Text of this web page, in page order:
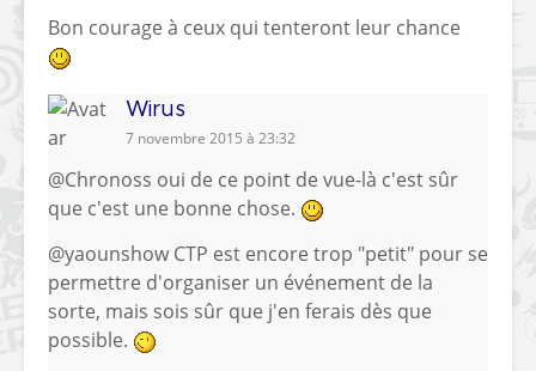
Bon courage à ceux qui tenteront leur chance
Wirus
7 novembre 2015 à 23:32
@Chronoss oui de ce point de vue-là c'est sûr
que c'est une bonne chose.
@yaounshow CTP est encore trop "petit" pour se
permettre d'organiser un événement de la
sorte, mais sois sûr que j'en ferais dès que
possible.